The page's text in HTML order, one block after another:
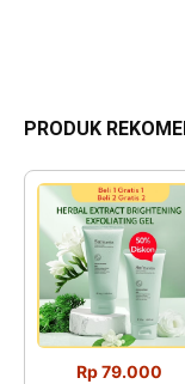
PRODUK
Rp 79.000